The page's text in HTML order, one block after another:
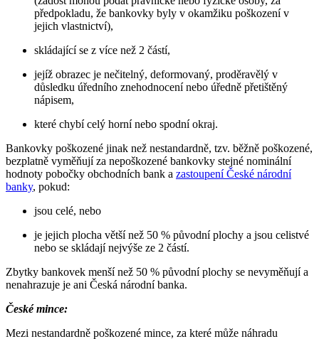
předpokladu, že bankovky byly v okamžiku poškození v
jejich vlastnictví),
skládající se z více než 2 částí,
jejíž obrazec je nečitelný, deformovaný, proděravělý v
důsledku úředního znehodnocení nebo úředně přetištěný
nápisem,
které chybí celý horní nebo spodní okraj.
Bankovky poškozené jinak než nestandardně, tzv. běžně poškozené,
bezplatně vyměňují za nepoškozené bankovky stejné nominální
hodnoty pobočky obchodních bank a zastoupení České národní
banky, pokud:
jsou celé, nebo
je jejich plocha větší než 50 % původní plochy a jsou celistvé
nebo se skládají nejvýše ze 2 částí.
Zbytky bankovek menší než 50 % původní plochy se nevyměňují a
nenahrazuje je ani Česká národní banka.
České mince:
Mezi nestandardně poškozené mince, za které může náhradu